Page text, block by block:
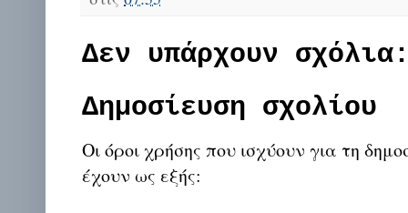
Δεν υπάρχουν
Δημοσίευση σχολίου
Οι όροι χρήσης που ισχύουν για τη
έχουν ως εξής: